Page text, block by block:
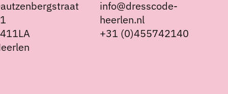
info@dresscode-
heerlen.nl
+31 (0)455742140